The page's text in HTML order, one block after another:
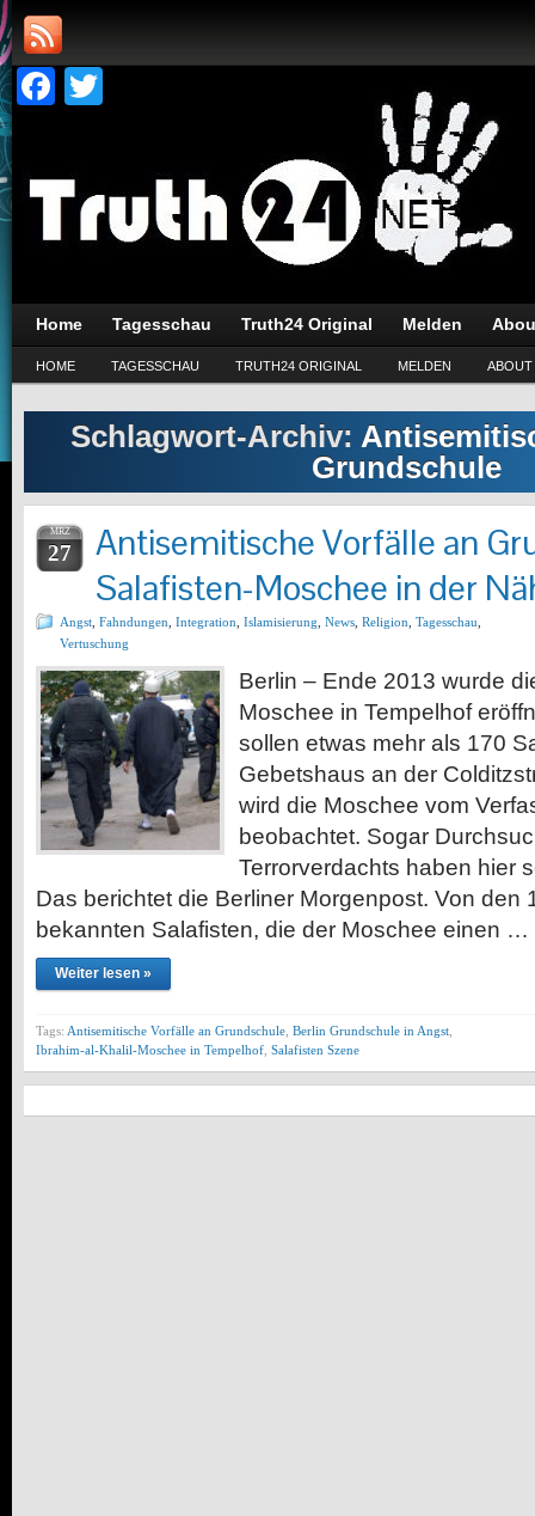
Facebook
Home Tagesschau Truth24 Original Melden
HOME TAGESSCHAU TRUTH24 ORIGINAL MELDEN ABOUT
Schlagwort-Archiv:
Grundschule
MRZ
27
Antisemitische Vorfälle an
Salafisten-Moschee in der
Angst Fahndungen Integration Islamisierung News Religion Tagesschau
Vertuschung
Berlin – Ende 2013 wurde
Moschee in Tempelhof
sollen etwas mehr als 170
Gebetshaus an der
wird die Moschee vom
beobachtet. Sogar
Terrorverdachts haben hier
Das berichtet die Berliner Morgenpost. Von den
bekannten Salafisten, die der Moschee einen …
Weiter lesen »
Tags: Antisemitische Vorfälle an Grundschule Berlin Grundschule in Angst
Ibrahim-al-Khalil-Moschee in Tempelhof Salafisten Szene